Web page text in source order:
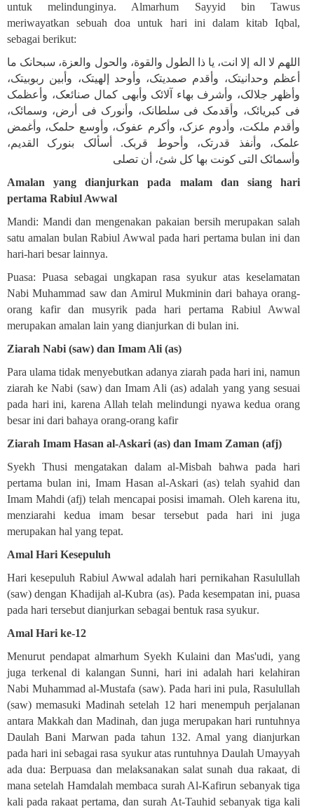
untuk melindunginya. Almarhum Sayyid bin Tawus
meriwayatkan sebuah doa untuk hari ini dalam kitab Iqbal,
sebagai berikut:
اللهم لا اله إلا انت، یا ذا الطول والقوة، والحول والعزة، سبحانک ما
أعظم وحدانیتک، وأقدم صمدیتک، وأوحد إلهیتک، وأبین ربوبیتک،
وأظهر جلالک، وأشرف بهاء آلائک وأبهى کمال صنائعک، وأعظمک
فی کبریائک، وأقدمک فی سلطانک، وأنورک فی أرض، وسمائک،
وأقدم ملکت، وأدوم عزک، وأکرم عفوک، وأوسع حلمک، وأغمض
علمک، وأنفذ قدرتک، وأحوط قربک. أسألک بنورک القدیم،
وأسمائک التی کونت بها کل شئ، أن تصلی
Amalan yang dianjurkan pada malam dan siang hari
pertama Rabiul Awwal
Mandi: Mandi dan mengenakan pakaian bersih merupakan salah
satu amalan bulan Rabiul Awwal pada hari pertama bulan ini dan
hari-hari besar lainnya.
Puasa: Puasa sebagai ungkapan rasa syukur atas keselamatan
Nabi Muhammad saw dan Amirul Mukminin dari bahaya orang-
orang kafir dan musyrik pada hari pertama Rabiul Awwal
merupakan amalan lain yang dianjurkan di bulan ini.
Ziarah Nabi (saw) dan Imam Ali (as)
Para ulama tidak menyebutkan adanya ziarah pada hari ini, namun
ziarah ke Nabi (saw) dan Imam Ali (as) adalah yang yang sesuai
pada hari ini, karena Allah telah melindungi nyawa kedua orang
besar ini dari bahaya orang-orang kafir
Ziarah Imam Hasan al-Askari (as) dan Imam Zaman (afj)
Syekh Thusi mengatakan dalam al-Misbah bahwa pada hari
pertama bulan ini, Imam Hasan al-Askari (as) telah syahid dan
Imam Mahdi (afj) telah mencapai posisi imamah. Oleh karena itu,
menziarahi kedua imam besar tersebut pada hari ini juga
merupakan hal yang tepat.
Amal Hari Kesepuluh
Hari kesepuluh Rabiul Awwal adalah hari pernikahan Rasulullah
(saw) dengan Khadijah al-Kubra (as). Pada kesempatan ini, puasa
pada hari tersebut dianjurkan sebagai bentuk rasa syukur.
Amal Hari ke-12
Menurut pendapat almarhum Syekh Kulaini dan Mas'udi, yang
juga terkenal di kalangan Sunni, hari ini adalah hari kelahiran
Nabi Muhammad al-Mustafa (saw). Pada hari ini pula, Rasulullah
(saw) memasuki Madinah setelah 12 hari menempuh perjalanan
antara Makkah dan Madinah, dan juga merupakan hari runtuhnya
Daulah Bani Marwan pada tahun 132. Amal yang dianjurkan
pada hari ini sebagai rasa syukur atas runtuhnya Daulah Umayyah
ada dua: Berpuasa dan melaksanakan salat sunah dua rakaat, di
manasetelah Hamdalah membaca surah Al-Kafirun sebanyaktiga
kali pada rakaat pertama, dan surah At-Tauhid sebanyaktiga kali